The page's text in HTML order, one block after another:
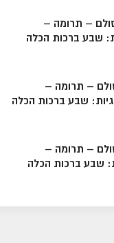
– תרומה –
– תרומה –
– תרומה –